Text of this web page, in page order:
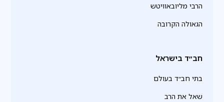
הרבי מליובאוויטש
הגאולה הקרובה
חב״ד בישראל
בתי חב״ד בעולם
שאל את הרב